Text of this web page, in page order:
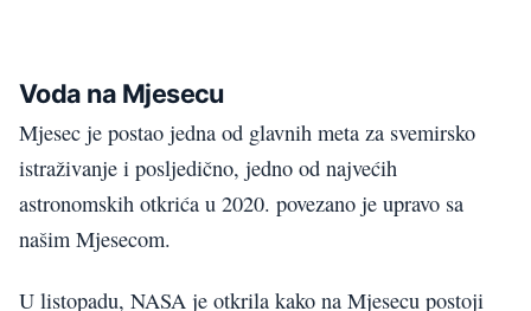
Voda na Mjesecu
Mjesec je postao jedna od glavnih meta za svemirsko
istraživanje i posljedično, jedno od najvećih
astronomskih otkrića u 2020. povezano je upravo sa
našim Mjesecom.
U listopadu, NASA je otkrila kako na Mjesecu postoji